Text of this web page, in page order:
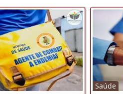
Saúde